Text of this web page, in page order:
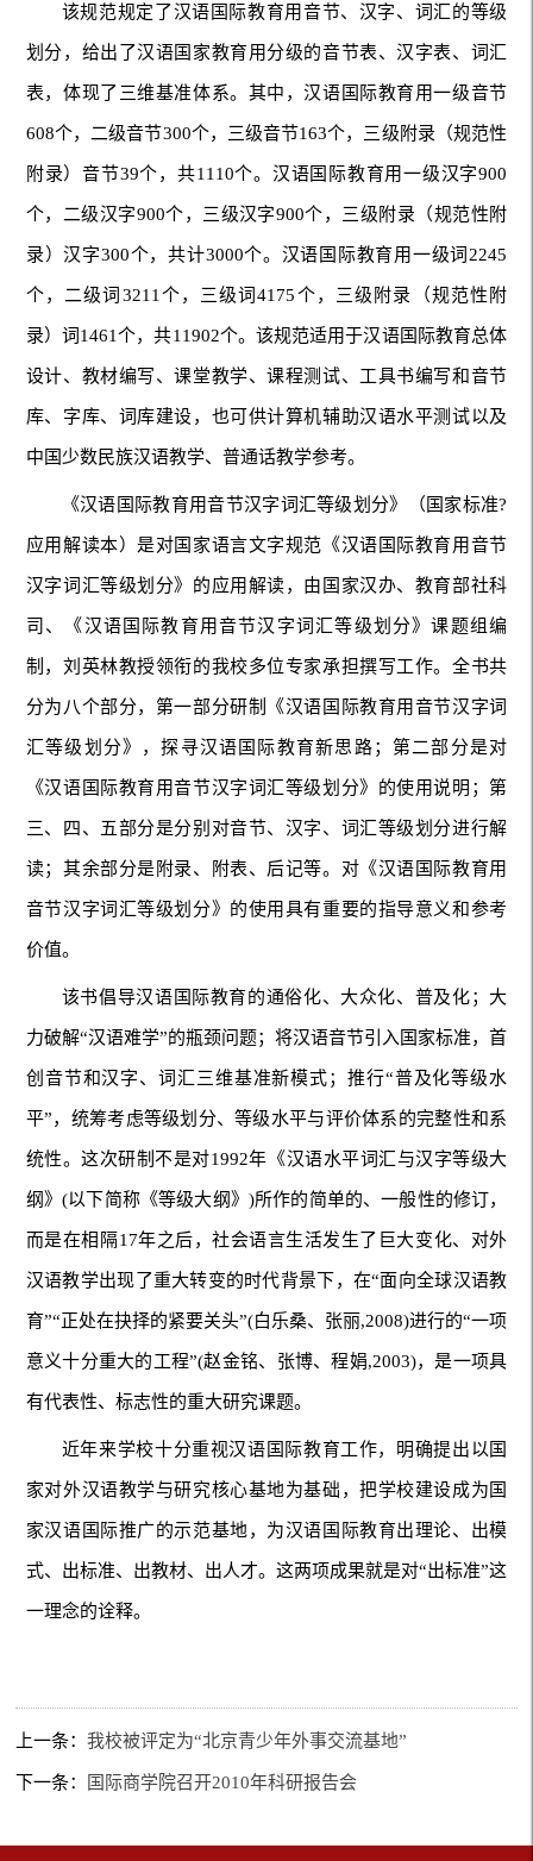
该规范规定了汉语国际教育用音节、汉字、词汇的等级
划分，给出了汉语国家教育用分级的音节表、汉字表、词汇
表，体现了三维基准体系。其中，汉语国际教育用一级音节
608个，二级音节300个，三级音节163个，三级附录（规范性
附录）音节39个，共1110个。汉语国际教育用一级汉字900
个，二级汉字900个，三级汉字900个，三级附录（规范性附
录）汉字300个，共计3000个。汉语国际教育用一级词2245
个，二级词3211个，三级词4175个，三级附录（规范性附
录）词1461个，共11902个。该规范适用于汉语国际教育总体
设计、教材编写、课堂教学、课程测试、工具书编写和音节
库、字库、词库建设，也可供计算机辅助汉语水平测试以及
中国少数民族汉语教学、普通话教学参考。
《汉语国际教育用音节汉字词汇等级划分》（国家标准?
应用解读本）是对国家语言文字规范《汉语国际教育用音节
汉字词汇等级划分》的应用解读，由国家汉办、教育部社科
司、《汉语国际教育用音节汉字词汇等级划分》课题组编
制，刘英林教授领衔的我校多位专家承担撰写工作。全书共
分为八个部分，第一部分研制《汉语国际教育用音节汉字词
汇等级划分》，探寻汉语国际教育新思路；第二部分是对
《汉语国际教育用音节汉字词汇等级划分》的使用说明；第
三、四、五部分是分别对音节、汉字、词汇等级划分进行解
读；其余部分是附录、附表、后记等。对《汉语国际教育用
音节汉字词汇等级划分》的使用具有重要的指导意义和参考
价值。
该书倡导汉语国际教育的通俗化、大众化、普及化；大
力破解“汉语难学”的瓶颈问题；将汉语音节引入国家标准，首
创音节和汉字、词汇三维基准新模式；推行“普及化等级水
平”，统筹考虑等级划分、等级水平与评价体系的完整性和系
统性。这次研制不是对1992年《汉语水平词汇与汉字等级大
纲》(以下简称《等级大纲》)所作的简单的、一般性的修订，
而是在相隔17年之后，社会语言生活发生了巨大变化、对外
汉语教学出现了重大转变的时代背景下，在“面向全球汉语教
育”“正处在抉择的紧要关头”(白乐桑、张丽,2008)进行的“一项
意义十分重大的工程”(赵金铭、张博、程娟,2003)，是一项具
有代表性、标志性的重大研究课题。
近年来学校十分重视汉语国际教育工作，明确提出以国
家对外汉语教学与研究核心基地为基础，把学校建设成为国
家汉语国际推广的示范基地，为汉语国际教育出理论、出模
式、出标准、出教材、出人才。这两项成果就是对“出标准”这
一理念的诠释。
上一条：我校被评定为“北京青少年外事交流基地”
下一条： 国际商学院召开2010年科研报告会